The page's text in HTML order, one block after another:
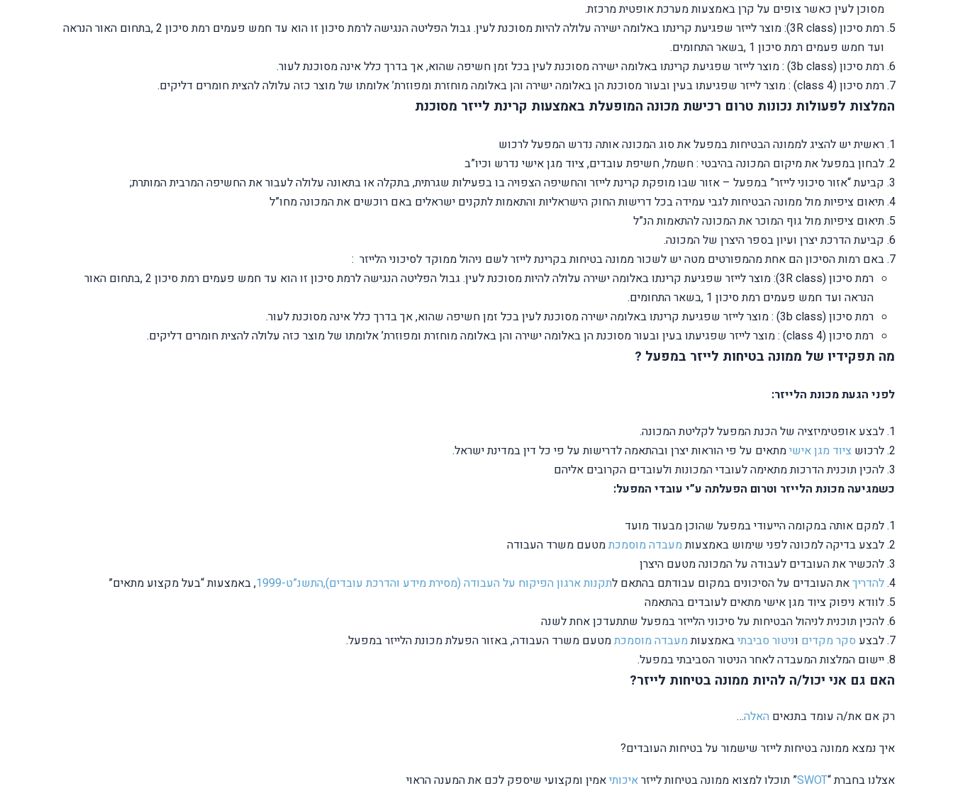
מסוכן לעין כאשר צופים על קרן באמצעות מערכת אופטית מרכזת.
רמת סיכון (3R class): מוצר לייזר שפגיעת קרינתו באלומה ישירה עלולה להיות מסוכנת לעין. גבול הפליטה הנגישה לרמת סיכון זו הוא עד חמש פעמים רמת סיכון 2 ,בתחום האור הנראה
ועד חמש פעמים רמת סיכון 1 ,בשאר התחומים.
רמת סיכון (3b class) : מוצר לייזר שפגיעת קרינתו באלומה ישירה מסוכנת לעין בכל זמן חשיפה שהוא, אך בדרך כלל אינה מסוכנת לעור.
רמת סיכון (4 class) : מוצר לייזר שפגיעתו בעין ובעור מסוכנת הן באלומה ישירה והן באלומה מוחזרת ומפוזרת’ אלומתו של מוצר כזה עלולה להצית חומרים דליקים.
המלצות לפעולות נכונות טרום רכישת מכונה המופעלת באמצעות קרינת לייזר מסוכנת
ראשית יש להציג לממונה הבטיחות במפעל את סוג המכונה אותה נדרש המפעל לרכוש
לבחון במפעל את מיקום המכונה בהיבטי : חשמל, חשיפת עובדים, ציוד מגן אישי נדרש וכיו”ב
קביעת “אזור סיכוני לייזר” במפעל – אזור שבו מופקת קרינת לייזר והחשיפה הצפויה בו בפעילות שגרתית, בתקלה או בתאונה עלולה לעבור את החשיפה המרבית המותרת;
תיאום ציפיות מול ממונה הבטיחות לגבי עמידה בכל דרישות החוק הישראליות והתאמות לתקנים ישראלים באם רוכשים את המכונה מחו”ל
תיאום ציפיות מול גוף המוכר את המכונה להתאמות הנ”ל
קביעת הדרכת יצרן ועיון בספר היצרן של המכונה.
באם רמות הסיכון הם אחת מהמפורטים מטה יש לשכור ממונה בטיחות בקרינת לייזר לשם ניהול ממוקד לסיכוני הלייזר :
רמת סיכון (3R class): מוצר לייזר שפגיעת קרינתו באלומה ישירה עלולה להיות מסוכנת לעין. גבול הפליטה הנגישה לרמת סיכון זו הוא עד חמש פעמים רמת סיכון 2 ,בתחום האור
הנראה ועד חמש פעמים רמת סיכון 1 ,בשאר התחומים.
רמת סיכון (3b class) : מוצר לייזר שפגיעת קרינתו באלומה ישירה מסוכנת לעין בכל זמן חשיפה שהוא, אך בדרך כלל אינה מסוכנת לעור.
רמת סיכון (4 class) : מוצר לייזר שפגיעתו בעין ובעור מסוכנת הן באלומה ישירה והן באלומה מוחזרת ומפוזרת’ אלומתו של מוצר כזה עלולה להצית חומרים דליקים.
מה תפקידיו של ממונה בטיחות לייזר במפעל ?
לפני הגעת מכונת הלייזר:
לבצע אופטימיזציה של הכנת המפעל לקליטת המכונה.
לרכוש ציוד מגן אישימתאים על פי הוראות יצרן ובהתאמה לדרישות על פי כל דין במדינת ישראל.
להכין תוכנית הדרכות מתאימה לעובדי המכונות ולעובדים הקרובים אליהם
כשמגיעה מכונת הלייזר וטרום הפעלתה ע”י עובדי המפעל:
למקם אותה במקומה הייעודי במפעל שהוכן מבעוד מועד
לבצע בדיקה למכונה לפני שימוש באמצעותמעבדה מוסמכתמטעם משרד העבודה
להכשיר את העובדים לעבודה על המכונה מטעם היצרן
להדריךאת העובדים על הסיכונים במקום עבודתם בהתאם לתקנות ארגון הפיקוח על העבודה (מסירת מידע והדרכת עובדים),התשנ”ט-1999
, באמצעות “בעל מקצוע מתאים”
לוודא ניפוק ציוד מגן אישי מתאים לעובדים בהתאמה
להכין תוכנית לניהול הבטיחות על סיכוני הלייזר במפעל שתתעדכן אחת לשנה
לבצע סקר מקדים וניטור סביבתיבאמצעותמעבדה מוסמכתמטעם משרד העבודה, באזור הפעלת מכונת הלייזר במפעל.
יישום המלצות המעבדה לאחר הניטור הסביבתי במפעל.
האם גם אני יכול/ה להיות ממונה בטיחות לייזר?
רק אם את/ה עומד בתנאים האלה…
איך נמצא ממונה בטיחות לייזר שישמור על בטיחות העובדים?
אצלנו בחברת “SWOT” תוכלו למצוא ממונה בטיחות לייזראיכותיאמין ומקצועי שיספק לכם את המענה הראוי